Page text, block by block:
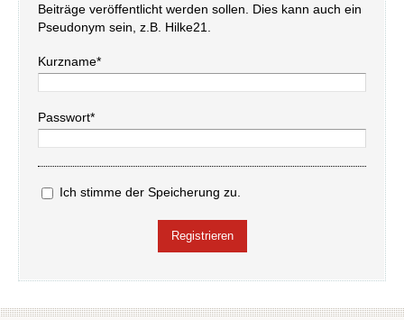
Beiträge veröffentlicht werden sollen. Dies kann auch ein
Pseudonym sein, z.B. Hilke21.
Kurzname*
Passwort*
Ich stimme der Speicherung zu.